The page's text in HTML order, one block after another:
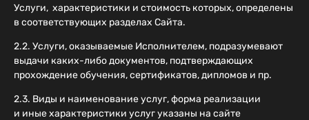
Услуги, характеристики и стоимость которых, определены
в соответствующих разделах Сайта.
2.2. Услуги, оказываемые Исполнителем, подразумевают
выдачи каких-либо документов, подтверждающих
прохождение обучения, сертификатов, дипломов и пр.
2.3. Виды и наименование услуг, форма реализации
и иные характеристики услуг указаны на сайте